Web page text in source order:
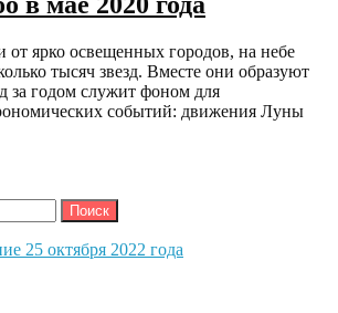
ярко освещенных городов, на небе
тысяч звезд. Вместе они образуют
за годом служит фоном для
событий: движения Луны